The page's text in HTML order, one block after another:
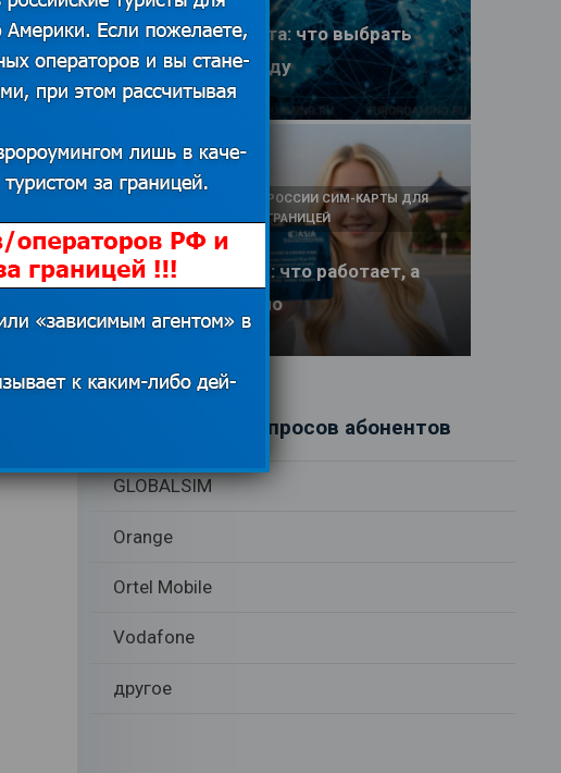
eSIM или SIM-карта: что выбрать
туристу в 2026 году
25.06.2026
Интернет в Китае: что работает, а
что заблокировано
КАК И У КОГО КУПИТЬ В РОССИИ СИМ-КАРТЫ ДЛЯ
ИНТЕРНЕТА И СВЯЗИ ЗА ГРАНИЦЕЙ
17.06.2026
Рубрики вопросов абонентов
GLOBALSIM
Orange
Ortel Mobile
Vodafone
другое